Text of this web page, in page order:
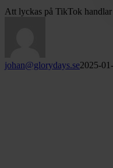
Att lyckas på TikTok
johan@glorydays.se2025-